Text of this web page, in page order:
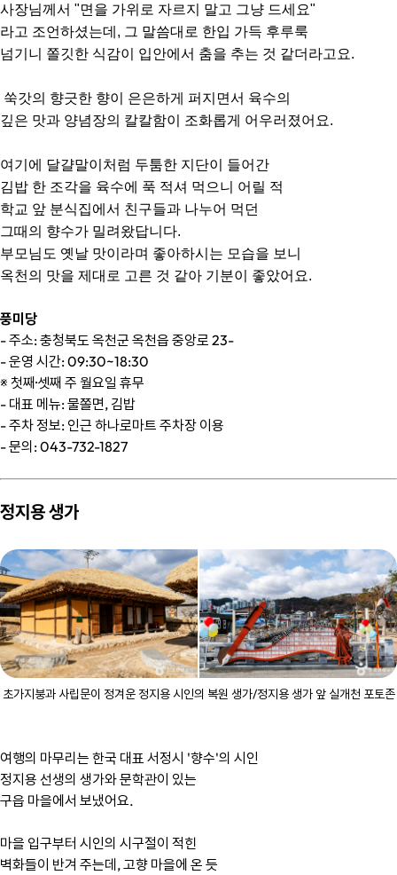
사장님께서 "면을 가위로 자르지 말고 그냥 드세요"
라고 조언하셨는데, 그 말씀대로 한입 가득 후루룩
넘기니 쫄깃한 식감이 입안에서 춤을 추는 것 같더라고요.
쑥갓의 향긋한 향이 은은하게 퍼지면서 육수의
깊은 맛과 양념장의 칼칼함이 조화롭게 어우러졌어요.
여기에 달걀말이처럼 두툼한 지단이 들어간
김밥 한 조각을 육수에 푹 적셔 먹으니 어릴 적
학교 앞 분식집에서 친구들과 나누어 먹던
그때의 향수가 밀려왔답니다.
부모님도 옛날 맛이라며 좋아하시는 모습을 보니
옥천의 맛을 제대로 고른 것 같아 기분이 좋았어요.
풍미당
- 주소: 충청북도 옥천군 옥천읍 중앙로 23-
- 운영 시간: 09:30~18:30
※ 첫째·셋째 주 월요일 휴무
- 대표 메뉴: 물쫄면, 김밥
- 주차 정보: 인근 하나로마트 주차장 이용
- 문의: 043-732-1827
정지용 생가
초가지붕과 사립문이 정겨운 정지용 시인의 복원 생가/정지용 생가 앞 실개천 포토존
여행의 마무리는 한국 대표 서정시 '향수'의 시인
정지용 선생의 생가와 문학관이 있는
구읍 마을에서 보냈어요.
마을 입구부터 시인의 시구절이 적힌
벽화들이 반겨 주는데, 고향 마을에 온 듯